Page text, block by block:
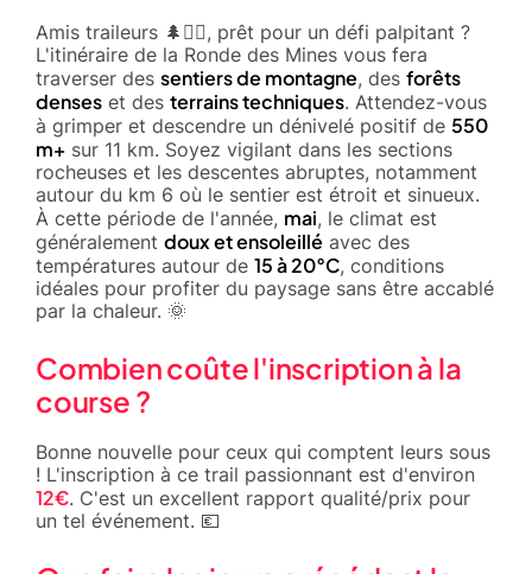
Amis traileurs 🌲🏃‍♂️, prêt pour un défi palpitant ?
L'itinéraire de la Ronde des Mines vous fera
traverser des sentiers de montagne, des forêts
denses et des terrains techniques. Attendez-vous
à grimper et descendre un dénivelé positif de 550
m+ sur 11 km. Soyez vigilant dans les sections
rocheuses et les descentes abruptes, notamment
autour du km 6 où le sentier est étroit et sinueux.
À cette période de l'année, mai, le climat est
généralement doux et ensoleillé avec des
températures autour de 15 à 20°C, conditions
idéales pour profiter du paysage sans être accablé
par la chaleur. 🌞
Combien coûte l'inscription à la
course ?
Bonne nouvelle pour ceux qui comptent leurs sous
! L'inscription à ce trail passionnant est d'environ
12€. C'est un excellent rapport qualité/prix pour
un tel événement. 💶